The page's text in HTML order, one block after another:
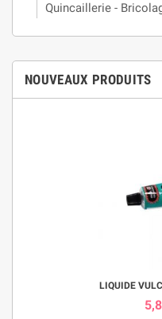
Quincaillerie -
NOUVEAUX PRODUITS
LIQUIDE